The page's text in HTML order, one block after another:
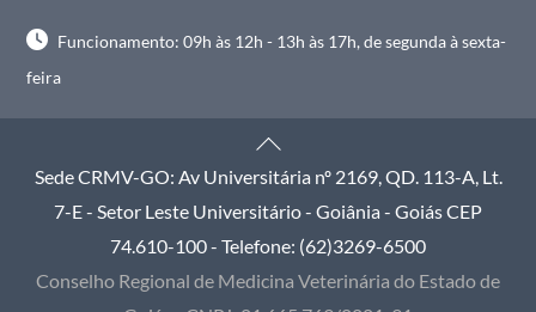
Funcionamento: 09h às 12h - 13h às 17h, de segunda à sexta-
feira
Back
To
Top
Sede CRMV-GO: Av Universitária nº 2169, QD. 113-A, Lt.
7-E - Setor Leste Universitário - Goiânia - Goiás CEP
74.610-100 - Telefone: (62)3269-6500
Conselho Regional de Medicina Veterinária do Estado de